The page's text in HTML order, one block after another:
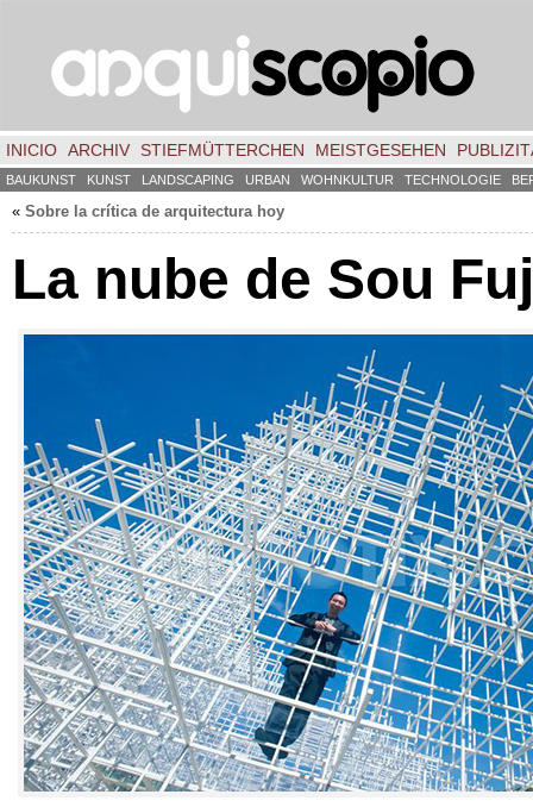
INICIO ARCHIV STIEFMÜTTERCHEN MEISTGESEHEN
BAUKUNST KUNST LANDSCAPING URBAN WOHNKULTUR TECHNOLOGIE
« Sobre la crítica de arquitectura hoy
La nube de Sou